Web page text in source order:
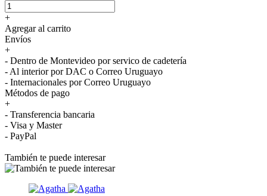
+
Agregar al carrito
Envíos
+
- Dentro de Montevideo por servico de cadetería
- Al interior por DAC o Correo Uruguayo
- Internacionales por Correo Uruguayo
Métodos de pago
+
- Transferencia bancaria
- Visa y Master
- PayPal
También te puede interesar